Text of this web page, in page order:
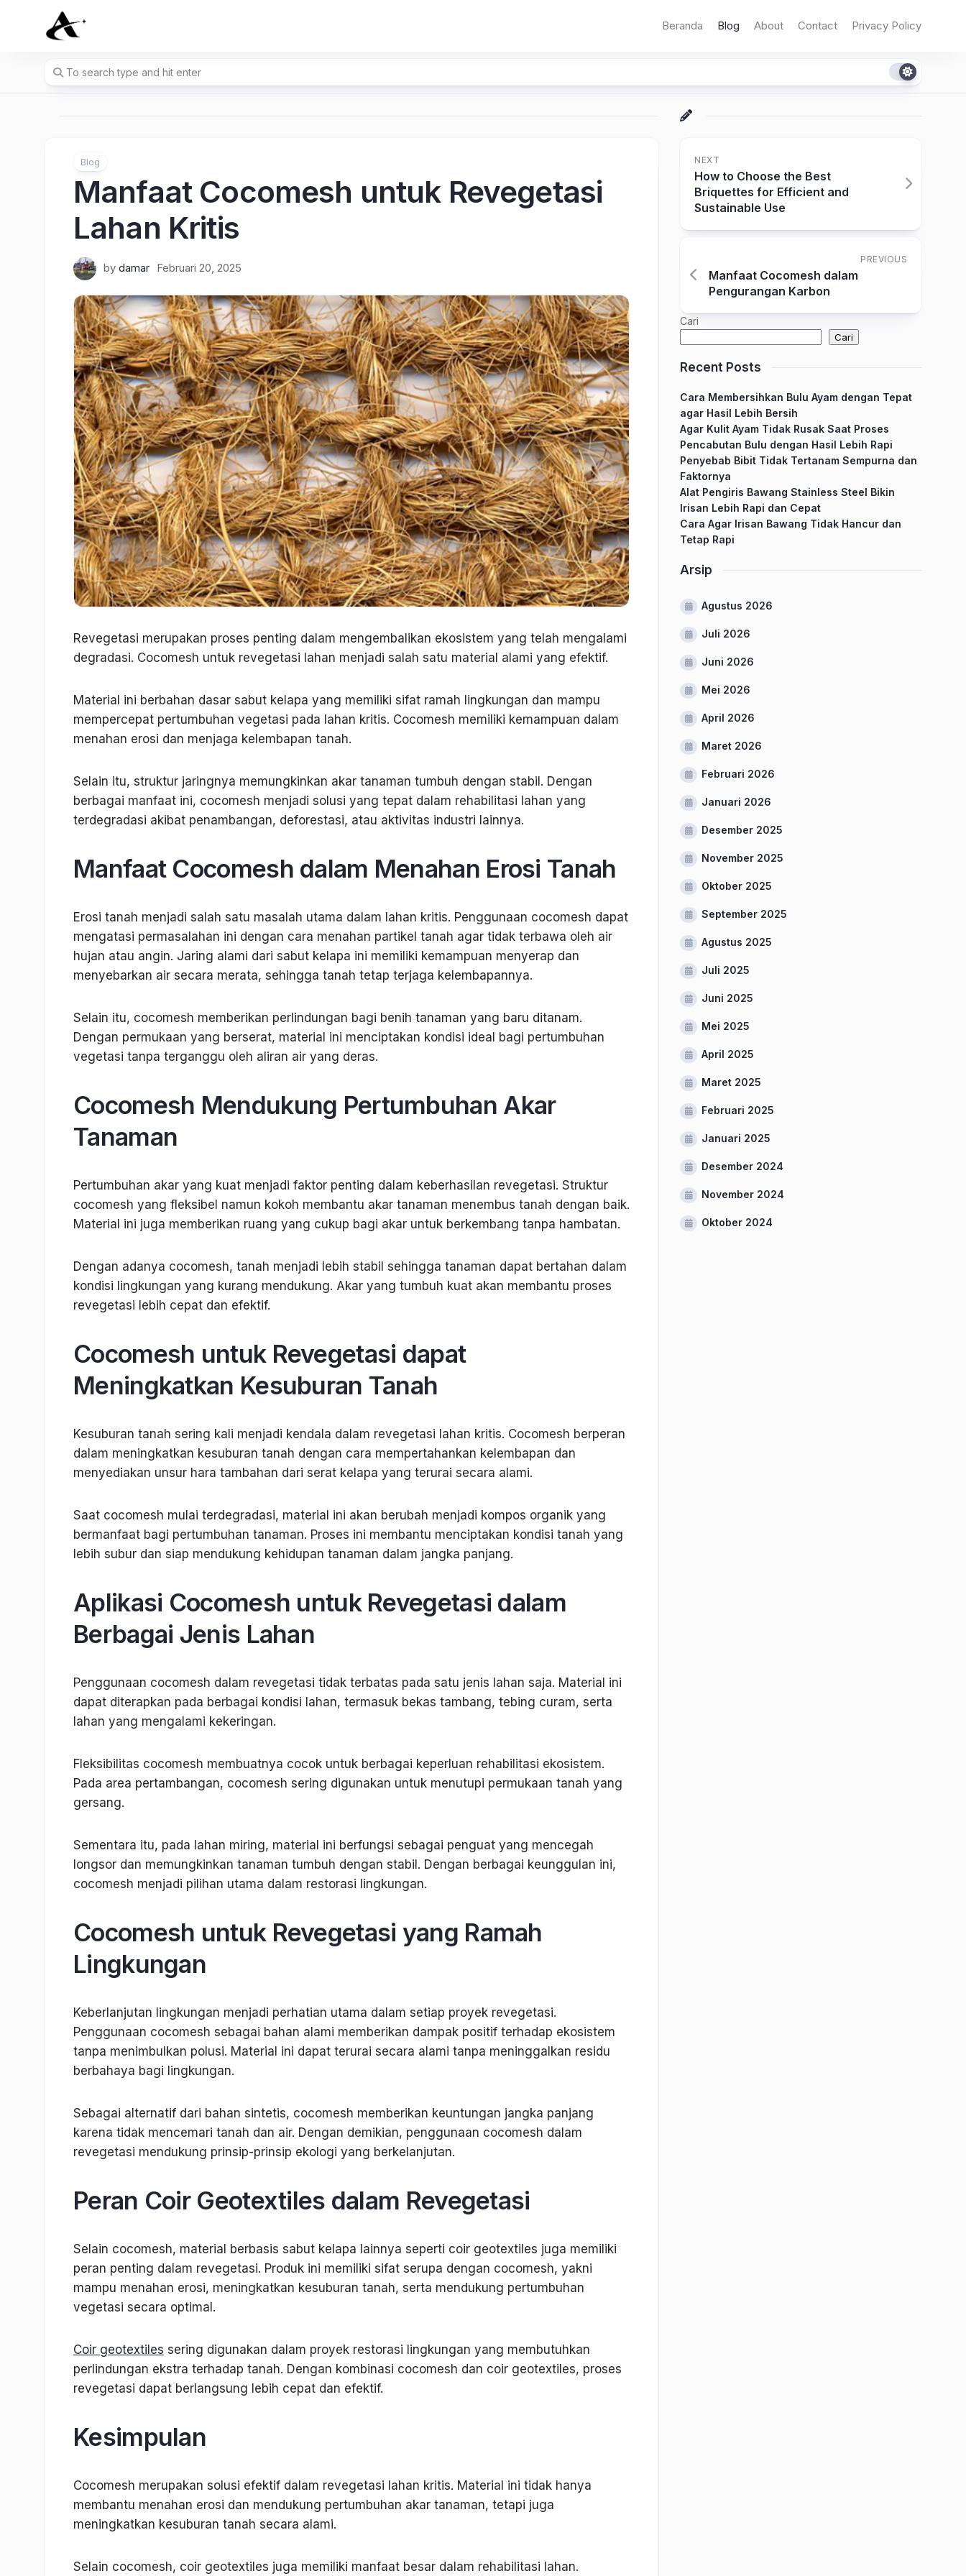
Beranda Blog About Contact Privacy Policy
Blog
Manfaat Cocomesh untuk Revegetasi
Lahan Kritis
by damar Februari 20, 2025
Revegetasi merupakan proses penting dalam mengembalikan ekosistem yang telah mengalami
degradasi. Cocomesh untuk revegetasi lahan menjadi salah satu material alami yang efektif.
Material ini berbahan dasar sabut kelapa yang memiliki sifat ramah lingkungan dan mampu
mempercepat pertumbuhan vegetasi pada lahan kritis. Cocomesh memiliki kemampuan dalam
menahan erosi dan menjaga kelembapan tanah.
Selain itu, struktur jaringnya memungkinkan akar tanaman tumbuh dengan stabil. Dengan
berbagai manfaat ini, cocomesh menjadi solusi yang tepat dalam rehabilitasi lahan yang
terdegradasi akibat penambangan, deforestasi, atau aktivitas industri lainnya.
Manfaat Cocomesh dalam Menahan Erosi Tanah
Erosi tanah menjadi salah satu masalah utama dalam lahan kritis. Penggunaan cocomesh dapat
mengatasi permasalahan ini dengan cara menahan partikel tanah agar tidak terbawa oleh air
hujan atau angin. Jaring alami dari sabut kelapa ini memiliki kemampuan menyerap dan
menyebarkan air secara merata, sehingga tanah tetap terjaga kelembapannya.
Selain itu, cocomesh memberikan perlindungan bagi benih tanaman yang baru ditanam.
Dengan permukaan yang berserat, material ini menciptakan kondisi ideal bagi pertumbuhan
vegetasi tanpa terganggu oleh aliran air yang deras.
Cocomesh Mendukung Pertumbuhan Akar
Tanaman
Pertumbuhan akar yang kuat menjadi faktor penting dalam keberhasilan revegetasi. Struktur
cocomesh yang fleksibel namun kokoh membantu akar tanaman menembus tanah dengan baik.
Material ini juga memberikan ruang yang cukup bagi akar untuk berkembang tanpa hambatan.
Dengan adanya cocomesh, tanah menjadi lebih stabil sehingga tanaman dapat bertahan dalam
kondisi lingkungan yang kurang mendukung. Akar yang tumbuh kuat akan membantu proses
revegetasi lebih cepat dan efektif.
Cocomesh untuk Revegetasi dapat
Meningkatkan Kesuburan Tanah
Kesuburan tanah sering kali menjadi kendala dalam revegetasi lahan kritis. Cocomesh berperan
dalam meningkatkan kesuburan tanah dengan cara mempertahankan kelembapan dan
menyediakan unsur hara tambahan dari serat kelapa yang terurai secara alami.
Saat cocomesh mulai terdegradasi, material ini akan berubah menjadi kompos organik yang
bermanfaat bagi pertumbuhan tanaman. Proses ini membantu menciptakan kondisi tanah yang
lebih subur dan siap mendukung kehidupan tanaman dalam jangka panjang.
Aplikasi Cocomesh untuk Revegetasi dalam
Berbagai Jenis Lahan
Penggunaan cocomesh dalam revegetasi tidak terbatas pada satu jenis lahan saja. Material ini
dapat diterapkan pada berbagai kondisi lahan, termasuk bekas tambang, tebing curam, serta
lahan yang mengalami kekeringan.
Fleksibilitas cocomesh membuatnya cocok untuk berbagai keperluan rehabilitasi ekosistem.
Pada area pertambangan, cocomesh sering digunakan untuk menutupi permukaan tanah yang
gersang.
Sementara itu, pada lahan miring, material ini berfungsi sebagai penguat yang mencegah
longsor dan memungkinkan tanaman tumbuh dengan stabil. Dengan berbagai keunggulan ini,
cocomesh menjadi pilihan utama dalam restorasi lingkungan.
Cocomesh untuk Revegetasi yang Ramah
Lingkungan
Keberlanjutan lingkungan menjadi perhatian utama dalam setiap proyek revegetasi.
Penggunaan cocomesh sebagai bahan alami memberikan dampak positif terhadap ekosistem
tanpa menimbulkan polusi. Material ini dapat terurai secara alami tanpa meninggalkan residu
berbahaya bagi lingkungan.
Sebagai alternatif dari bahan sintetis, cocomesh memberikan keuntungan jangka panjang
karena tidak mencemari tanah dan air. Dengan demikian, penggunaan cocomesh dalam
revegetasi mendukung prinsip-prinsip ekologi yang berkelanjutan.
Peran Coir Geotextiles dalam Revegetasi
Selain cocomesh, material berbasis sabut kelapa lainnya seperti coir geotextiles juga memiliki
peran penting dalam revegetasi. Produk ini memiliki sifat serupa dengan cocomesh, yakni
mampu menahan erosi, meningkatkan kesuburan tanah, serta mendukung pertumbuhan
vegetasi secara optimal.
Coir geotextiles sering digunakan dalam proyek restorasi lingkungan yang membutuhkan
perlindungan ekstra terhadap tanah. Dengan kombinasi cocomesh dan coir geotextiles, proses
revegetasi dapat berlangsung lebih cepat dan efektif.
Kesimpulan
Cocomesh merupakan solusi efektif dalam revegetasi lahan kritis. Material ini tidak hanya
membantu menahan erosi dan mendukung pertumbuhan akar tanaman, tetapi juga
meningkatkan kesuburan tanah secara alami.
Selain cocomesh, coir geotextiles juga memiliki manfaat besar dalam rehabilitasi lahan.
NEXT
How to Choose the Best
Briquettes for Efficient and
Sustainable Use
PREVIOUS
Manfaat Cocomesh dalam
Pengurangan Karbon
Cari
Cari
Recent Posts
Cara Membersihkan Bulu Ayam dengan Tepat
agar Hasil Lebih Bersih
Agar Kulit Ayam Tidak Rusak Saat Proses
Pencabutan Bulu dengan Hasil Lebih Rapi
Penyebab Bibit Tidak Tertanam Sempurna dan
Faktornya
Alat Pengiris Bawang Stainless Steel Bikin
Irisan Lebih Rapi dan Cepat
Cara Agar Irisan Bawang Tidak Hancur dan
Tetap Rapi
Arsip
Agustus 2026
Juli 2026
Juni 2026
Mei 2026
April 2026
Maret 2026
Februari 2026
Januari 2026
Desember 2025
November 2025
Oktober 2025
September 2025
Agustus 2025
Juli 2025
Juni 2025
Mei 2025
April 2025
Maret 2025
Februari 2025
Januari 2025
Desember 2024
November 2024
Oktober 2024